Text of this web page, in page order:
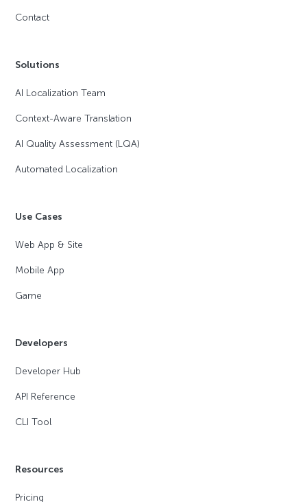
Contact
Solutions
AI Localization Team
Context-Aware Translation
AI Quality Assessment (LQA)
Automated Localization
Use Cases
Web App & Site
Mobile App
Game
Developers
Developer Hub
API Reference
CLI Tool
Resources
Pricing